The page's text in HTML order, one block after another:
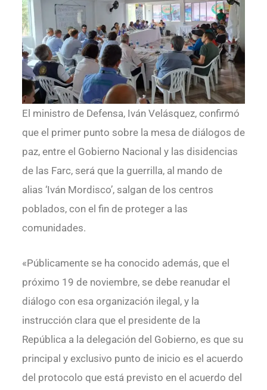
El ministro de Defensa, Iván Velásquez, confirmó
que el primer punto sobre la mesa de diálogos de
paz, entre el Gobierno Nacional y las disidencias
de las Farc, será que la guerrilla, al mando de
alias ‘Iván Mordisco’, salgan de los centros
poblados, con el fin de proteger a las
comunidades.
«Públicamente se ha conocido además, que el
próximo 19 de noviembre, se debe reanudar el
diálogo con esa organización ilegal, y la
instrucción clara que el presidente de la
República a la delegación del Gobierno, es que su
principal y exclusivo punto de inicio es el acuerdo
del protocolo que está previsto en el acuerdo del